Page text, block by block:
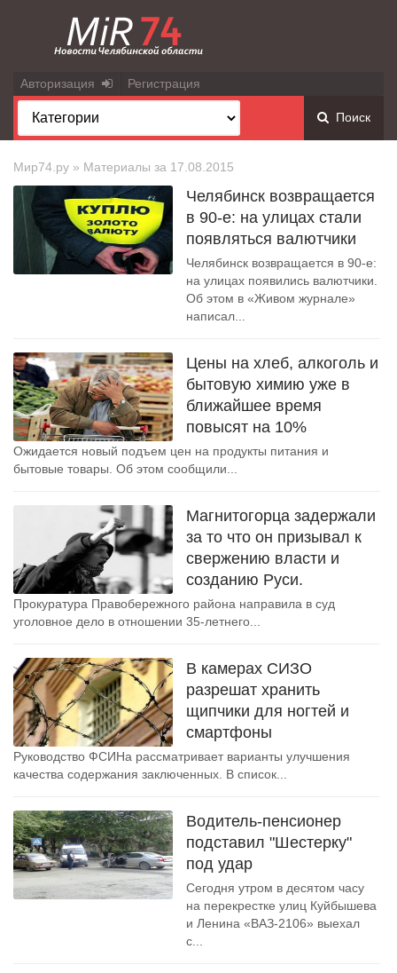
Авторизация Регистрация
Поиск
Мир74.ру » Материалы за 17.08.2015
Челябинск возвращается
в 90-е: на улицах стали
появляться валютчики
Челябинск возвращается в 90-е:
на улицах появились валютчики.
Об этом в «Живом журнале»
написал...
Цены на хлеб, алкоголь и
бытовую химию уже в
ближайшее время
повысят на 10%
Ожидается новый подъем цен на продукты питания и
бытовые товары. Об этом сообщили...
Магнитогорца задержали
за то что он призывал к
свержению власти и
созданию Руси.
Прокуратура Правобережного района направила в суд
уголовное дело в отношении 35-летнего...
В камерах СИЗО
разрешат хранить
щипчики для ногтей и
смартфоны
Руководство ФСИНа рассматривает варианты улучшения
качества содержания заключенных. В список...
Водитель-пенсионер
подставил "Шестерку"
под удар
Сегодня утром в десятом часу
на перекрестке улиц Куйбышева
и Ленина «ВАЗ-2106» выехал
с...